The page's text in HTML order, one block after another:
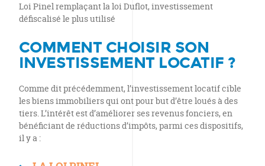
Loi Pinel remplaçant la loi Duflot, investissement
défiscalisé le plus utilisé
COMMENT CHOISIR SON
INVESTISSEMENT LOCATIF ?
Comme dit précédemment, l’investissement locatif cible
les biens immobiliers qui ont pour but d’être loués à des
tiers. L’intérêt est d’améliorer ses revenus fonciers, en
bénéficiant de réductions d’impôts, parmi ces dispositifs,
il y a :